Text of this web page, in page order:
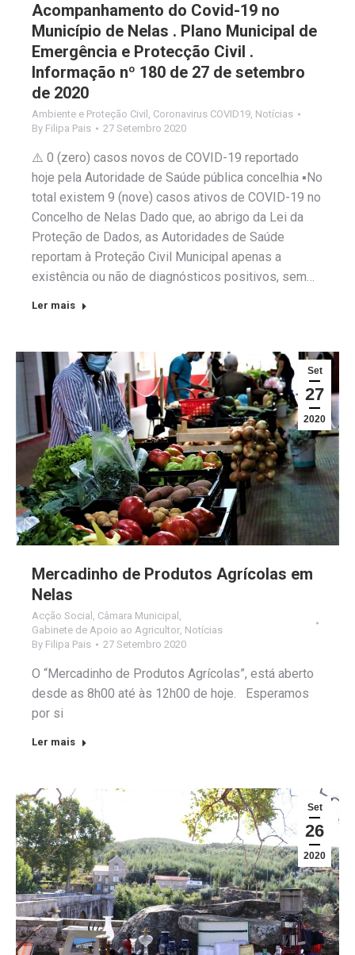
Acompanhamento do Covid-19 no
Município de Nelas . Plano Municipal de
Emergência e Protecção Civil .
Informação nº 180 de 27 de setembro
de 2020
Ambiente e Proteção Civil , Coronavirus COVID19, Notícias
By Filipa Pais 27 Setembro 2020
⚠️ 0 (zero) casos novos de COVID-19 reportado
hoje pela Autoridade de Saúde pública concelhia ▪️No
total existem 9 (nove) casos ativos de COVID-19 no
Concelho de Nelas Dado que, ao abrigo da Lei da
Proteção de Dados, as Autoridades de Saúde
reportam à Proteção Civil Municipal apenas a
existência ou não de diagnósticos positivos, sem…
Ler mais
Set
27
2020
Mercadinho de Produtos Agrícolas em
Nelas
Acção Social , Câmara Municipal ,
Gabinete de Apoio ao Agricultor, Notícias
By Filipa Pais 27 Setembro 2020
O “Mercadinho de Produtos Agrícolas”, está aberto
desde as 8h00 até às 12h00 de hoje. Esperamos
por si
Ler mais
Set
26
2020